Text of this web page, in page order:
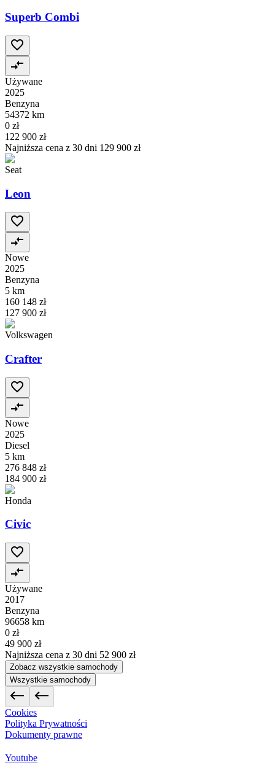
Superb Combi
Używane
2025
Benzyna
54372 km
0 zł
122 900 zł
Najniższa cena z 30 dni 129 900 zł
Seat
Leon
Nowe
2025
Benzyna
5 km
160 148 zł
127 900 zł
Volkswagen
Crafter
Nowe
2025
Diesel
5 km
276 848 zł
184 900 zł
Honda
Civic
Używane
2017
Benzyna
96658 km
0 zł
49 900 zł
Najniższa cena z 30 dni 52 900 zł
Zobacz wszystkie samochody
Wszystkie samochody
Cookies
Polityka Prywatności
Dokumenty prawne
Youtube